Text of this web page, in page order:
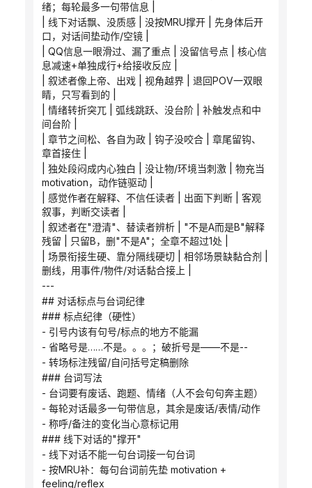
绪；每轮最多一句带信息 |
| 线下对话飘、没质感 | 没按MRU撑开 | 先身体后开
口，对话间垫动作/空镜 |
| QQ信息一眼滑过、漏了重点 | 没留信号点 | 核心信
息减速+单独成行+给接收反应 |
| 叙述者像上帝、出戏 | 视角越界 | 退回POV一双眼
睛，只写看到的 |
| 情绪转折突兀 | 弧线跳跃、没台阶 | 补触发点和中
间台阶 |
| 章节之间松、各自为政 | 钩子没咬合 | 章尾留钩、
章首接住 |
| 独处段闷成内心独白 | 没让物/环境当刺激 | 物充当
motivation，动作链驱动 |
| 感觉作者在解释、不信任读者 | 出面下判断 | 客观
叙事，判断交读者 |
| 叙述者在"澄清"、替读者辨析 | "不是A而是B"解释
残留 | 只留B，删"不是A"；全章不超过1处 |
| 场景衔接生硬、靠分隔线硬切 | 相邻场景缺黏合剂 |
删线，用事件/物件/对话黏合接上 |
---
## 对话标点与台词纪律
### 标点纪律（硬性）
- 引号内该有句号/标点的地方不能漏
- 省略号是……不是。。。；破折号是——不是--
- 转场标注残留/自问括号定稿删除
### 台词写法
- 台词要有废话、跑题、情绪（人不会句句奔主题）
- 每轮对话最多一句带信息，其余是废话/表情/动作
- 称呼/备注的变化当心意标记用
### 线下对话的"撑开"
- 线下对话不能一句台词接一句台词
- 按MRU补：每句台词前先垫 motivation +
feeling/reflex